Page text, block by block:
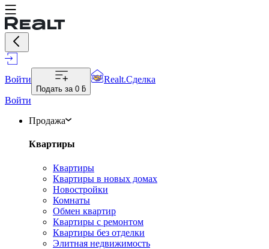
Войти
Подать за 0 ƃ
Realt.Сделка
Войти
Продажа
Квартиры
Квартиры
Квартиры в новых домах
Новостройки
Комнаты
Обмен квартир
Квартиры с ремонтом
Квартиры без отделки
Элитная недвижимость